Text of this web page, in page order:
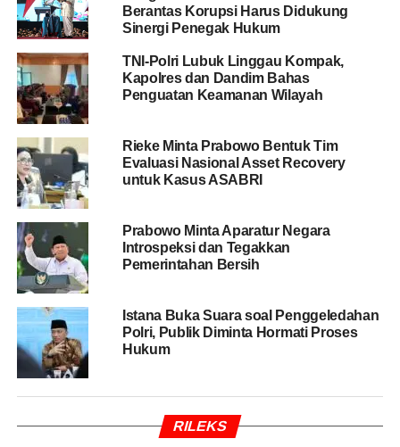
Ia mengatakan menindaklanjuti arahan Presiden, Polri
berkomitmen untuk mengoptimalkan Desk
Ketenagakerjaan sebagai pusat pelayanan terpadu
dalam penanganan permasalahan ketenagakerjaan yang
dialami pekerja.
BACA JUGA
Kivlan Zien Dapat Bantuan Hukum
Dari TNI Aktif
Kehadiran
tersebut, jelas Dedi, juga merupakan
implementasi dari Astacita Presiden Prabowo, khususnya
dalam meningkatkan kualitas lapangan kerja dan
mendorong pertumbuhan ekonomi nasional yang inklusif.
“Deskini menjadi wadah kolaborasi lintas sektor untuk
menjaga stabilitas sosial, budaya, dan keamanan,
Berantas Korupsi Harus Didukung
Sinergi Penegak Hukum
TNI-Polri Lubuk Linggau Kompak,
Kapolres dan Dandim Bahas
Penguatan Keamanan Wilayah
Rieke Minta Prabowo Bentuk Tim
Evaluasi Nasional Asset Recovery
untuk Kasus ASABRI
Prabowo Minta Aparatur Negara
Introspeksi dan Tegakkan
Pemerintahan Bersih
Istana Buka Suara soal Penggeledahan
Polri, Publik Diminta Hormati Proses
Hukum
RILEKS